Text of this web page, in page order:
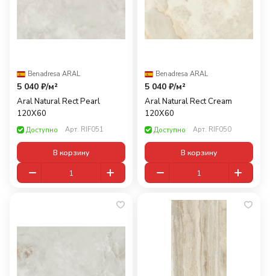
Benadresa·ARAL
5 040 ₽/м²
Aral Natural Rect Pearl
120X60
Доступно Арт. RIF051
В корзину
Benadresa·ARAL
5 040 ₽/м²
Aral Natural Rect Cream
120X60
Доступно Арт. RIF050
В корзину